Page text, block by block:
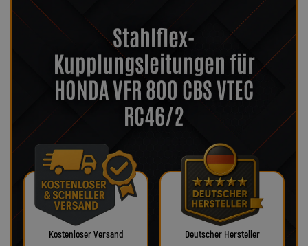
Stahlflex-
Kupplungsleitungen für
HONDA VFR 800 CBS VTEC
RC46/2
Kostenloser Versand
Deutscher Hersteller